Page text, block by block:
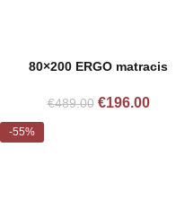
80×200 ERGO matracis
€489.00 €196.00
-55%